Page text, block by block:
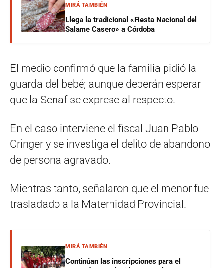
MIRÁ TAMBIÉN
Llega la tradicional «Fiesta Nacional del
Salame Casero» a Córdoba
El medio confirmó que la familia pidió la
guarda del bebé; aunque deberán esperar
que la Senaf se exprese al respecto.
En el caso interviene el fiscal Juan Pablo
Cringer y se investiga el delito de abandono
de persona agravado.
Mientras tanto, señalaron que el menor fue
trasladado a la Maternidad Provincial.
MIRÁ TAMBIÉN
Continúan las inscripciones para el